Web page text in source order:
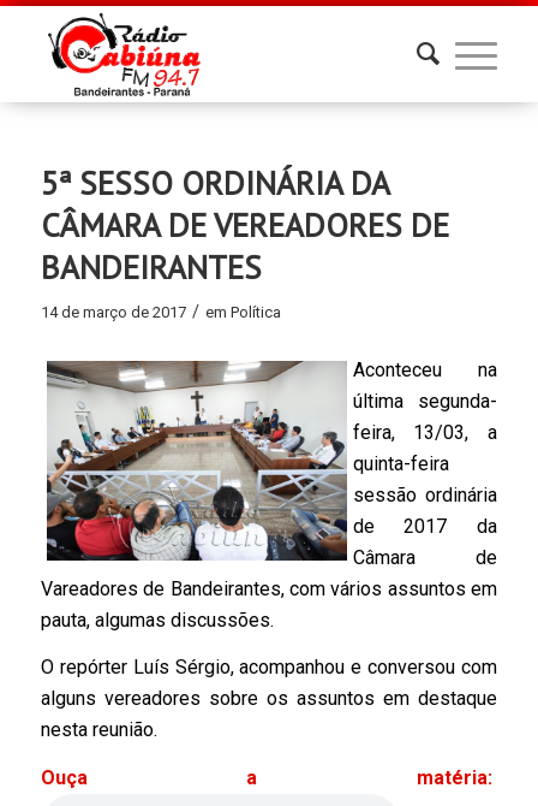
5ª SESSO ORDINÁRIA DA
CÂMARA DE VEREADORES DE
BANDEIRANTES
14 de março de 2017 / em Política
Aconteceu na
última segunda-
feira, 13/03, a
quinta-feira
sessão ordinária
de 2017 da
Câmara de
Vareadores de Bandeirantes, com vários assuntos em
pauta, algumas discussões.
O repórter Luís Sérgio, acompanhou e conversou com
alguns vereadores sobre os assuntos em destaque
nesta reunião.
Ouça a matéria: